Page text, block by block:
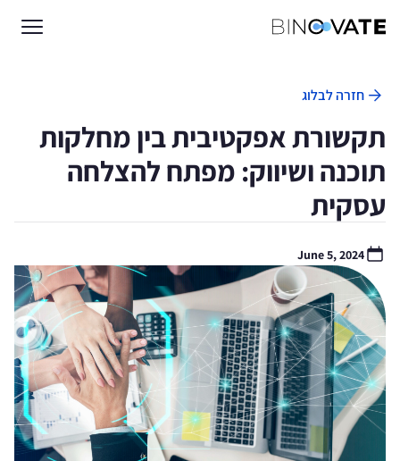
חזרה לבלוג
תקשורת אפקטיבית בין מחלקות
תוכנה ושיווק: מפתח להצלחה
עסקית
June 5, 2024